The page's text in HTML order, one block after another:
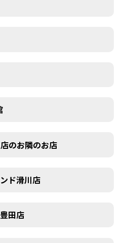
のお隣のお店
ド滑川店
田店